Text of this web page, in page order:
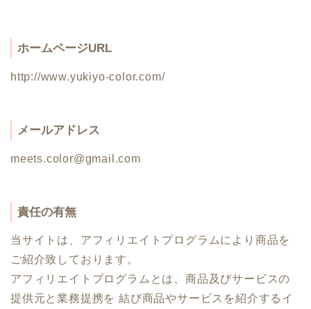
ホームページURL
http://www.yukiyo-color.com/
メールアドレス
meets.color@gmail.com
責任の有無
当サイトは、アフィリエイトプログラムにより商品を
ご紹介致しております。
アフィリエイトプログラムとは、商品及びサービスの
提供元と業務提携を 結び商品やサービスを紹介するイ